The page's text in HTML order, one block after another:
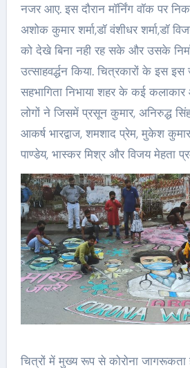
नजर आए. इस दौरान मॉर्निंग वॉक पर
अशोक कुमार शर्मा,डॉ वंशीधर शर्मा,डॉ
को देखे बिना नही रह सके और उसके
उत्साहवर्द्धन किया. चित्रकारों के इस
सहभागिता निभाया शहर के कई कलाकार
लोगों ने जिसमें प्रसून कुमार, अनिरुद्ध
आकर्ष भारद्वाज, शमशाद प्रेम, मुकेश
पाण्डेय, भास्कर मिश्र और विजय मेहता
चित्रों में मुख्य रूप से कोरोना